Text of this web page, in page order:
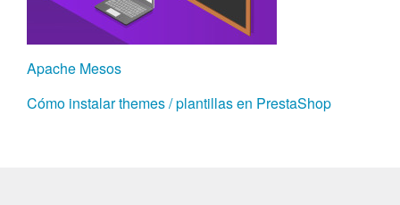
Apache Mesos
Cómo instalar themes / plantillas en PrestaShop